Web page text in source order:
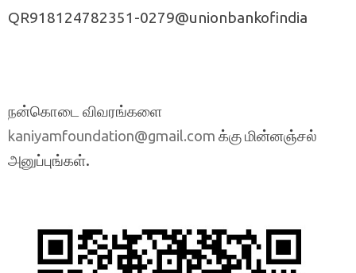
QR918124782351-0279@unionbankofindia
நன்கொடை விவரங்களை
kaniyamfoundation@gmail.com க்கு மின்னஞ்சல்
அனுப்புங்கள்.